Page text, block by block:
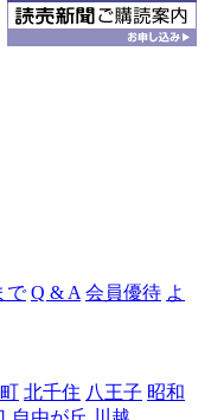
で Q & A 会員優待 よ
北千住 八王子 昭和